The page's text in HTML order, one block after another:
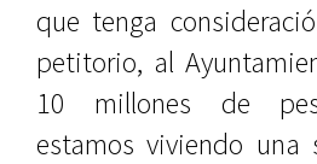
que tenga
petitorio, al
10 millones de
estamos viviendo una